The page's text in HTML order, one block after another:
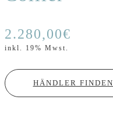
2.280,00€
inkl. 19% Mwst.
HÄNDLER FINDEN